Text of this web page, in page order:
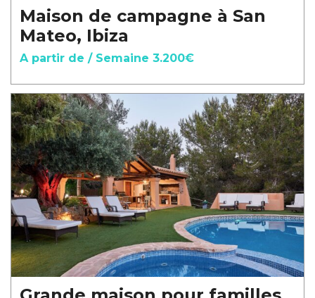
Maison de campagne à San
Mateo, Ibiza
A partir de / Semaine 3.200€